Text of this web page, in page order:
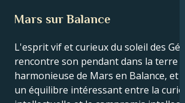
Mars sur Balance
L'esprit vif et curieux du soleil des
rencontre son pendant dans la terre
harmonieuse de Mars en Balance, et
un équilibre intéressant entre la